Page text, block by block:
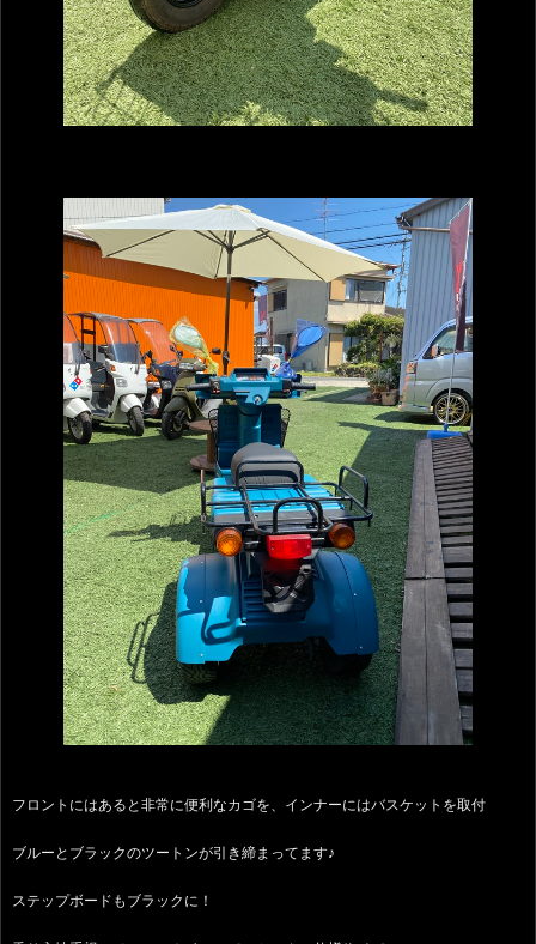
フロントにはあると非常に便利なカゴを、インナーにはバスケットを取付
ブルーとブラックのツートンが引き締まってます♪
ステップボードもブラックに！